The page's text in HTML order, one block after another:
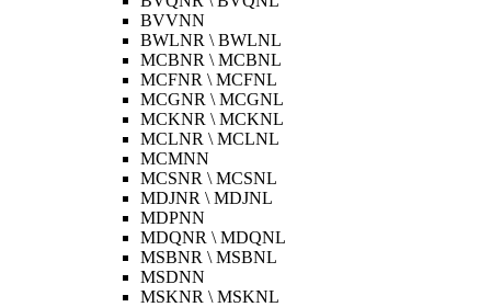
BVVNN
BWLNR \ BWLNL
MCBNR \ MCBNL
MCFNR \ MCFNL
MCGNR \ MCGNL
MCKNR \ MCKNL
MCLNR \ MCLNL
MCMNN
MCSNR \ MCSNL
MDJNR \ MDJNL
MDPNN
MDQNR \ MDQNL
MSBNR \ MSBNL
MSDNN
MSKNR \ MSKNL